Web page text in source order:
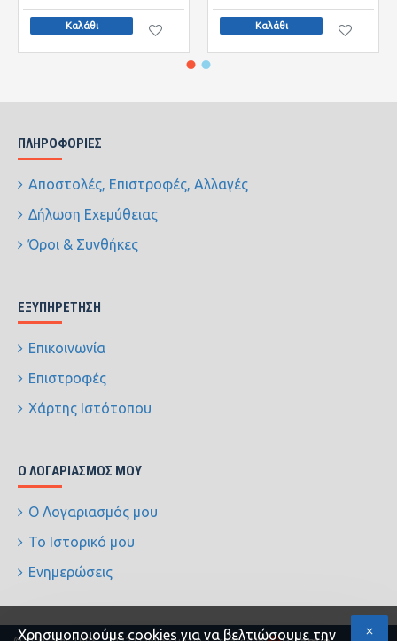
Καλάθι Καλάθι
ΠΛΗΡΟΦΟΡΊΕΣ
Αποστολές, Επιστροφές, Αλλαγές
Δήλωση Εχεμύθειας
Όροι & Συνθήκες
ΕΞΥΠΗΡΈΤΗΣΗ
Επικοινωνία
Επιστροφές
Χάρτης Ιστότοπου
Ο ΛΟΓΑΡΙΑΣΜΌΣ ΜΟΥ
Ο Λογαριασμός μου
Το Ιστορικό μου
Ενημερώσεις
Xρησιμοποιούμε cookies για να βελτιώσουμε την